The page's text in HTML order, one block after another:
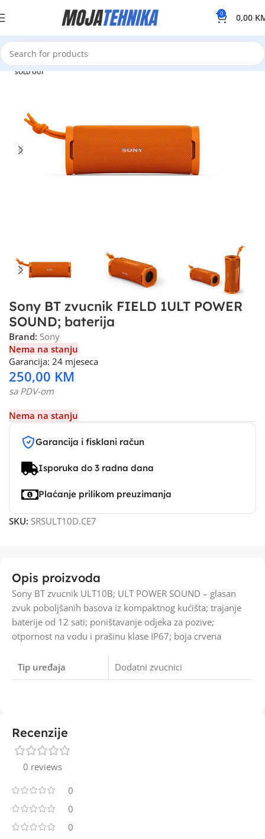
0 0,00
SOLD OUT
Sony BT zvucnik FIELD 1ULT POWER
SOUND; baterija
Brand: Sony
Nema na stanju
Garancija: 24 mjeseca
250,00 KM
sa PDV-om
Nema na stanju
Garancija i fisklani račun
Isporuka do 3 radna dana
Plaćanje prilikom preuzimanja
SKU: SRSULT10D.CE7
Opis proizvoda
Sony BT zvucnik ULT10B; ULT POWER SOUND – glasan
zvuk poboljšanih basova iz kompaktnog kućišta; trajanje
baterije od 12 sati; poništavanje odjeka za pozive;
otpornost na vodu i prašinu klase IP67; boja crvena
Tip uređaja Dodatni zvucnici
Recenzije
0 reviews
0
0
0